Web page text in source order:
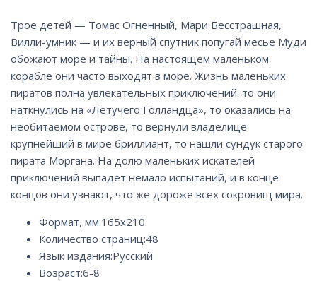
Трое детей — Томас Огненный, Мари Бесстрашная,
Вилли-умник — и их верный спутник попугай месье Муди
обожают море и тайны. На настоящем маленьком
корабле они часто выходят в море. Жизнь маленьких
пиратов полна увлекательных приключений: то они
наткнулись на «Летучего Голландца», то оказались на
необитаемом острове, то вернули владелице
крупнейший в мире бриллиант, то нашли сундук старого
пирата Моргана. На долю маленьких искателей
приключений выпадет немало испытаний, и в конце
концов они узнают, что же дороже всех сокровищ мира.
Формат, мм:165х210
Количество страниц:48
Язык издания:Русский
Возраст:6-8